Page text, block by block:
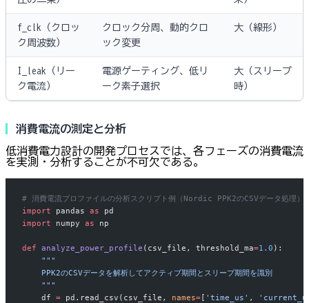
f_clk（クロッ
ク周波数）
クロック分周、動的クロ
ック変更
大（線形）
I_leak（リー
ク電流）
電源ゲーティング、低リ
ーク素子選択
大（スリープ
時）
消費電流の測定と分析
低消費電力設計の開発プロセスでは、各フェーズの消費電流
を実測・分析することが不可欠である。
# 消費電流プロファイルの分析スクリプト例（Nordic PPK2のCSVデータ処理）
import pandas as pd
import numpy as np
def analyze_power_profile (csv_file, threshold_ma=1.0 ):
    """
    PPK2のCSVデータを解析してアクティブ期間とスリープ期間を識別
    """
    df
= pd.read_csv(csv_file, names= [ 'time_us' ,